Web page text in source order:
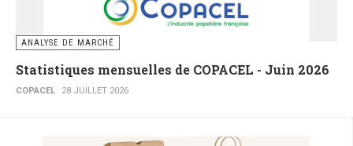
ANALYSE DE MARCHÉ
Statistiques mensuelles de COPACEL - Juin 2026
COPACEL 28 JUILLET 2026